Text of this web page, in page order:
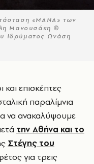
«ΜΑΝΑ» των
Μανουσάκη ©
Ιδρύματος Ωνάση
παραλίμνια
να ανακαλύψουμε
την Αθήνα και το
Στέγης του
για τρεις